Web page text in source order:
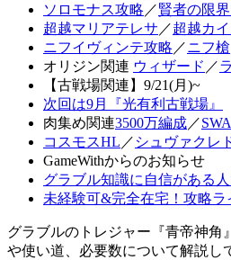
ソロモナス攻略 ／賢者の限
超越マリアテレサ ／超越カ
ニフイヴィンテ攻略 ／ニフ槍
オリジン関連 ウィザード ／
【古戦場関連】9/21(月)~
次回は9月『光有利古戦場』
肉集め関連3500万編成／
コスモスHL ／ シュヴァクレ
GameWithからのお知らせ
グラブル知識に自信がある
未経験可&完全在宅！攻略ラ
グラブルのトレジャー『青帝神角
や使い道、必要数について解説し